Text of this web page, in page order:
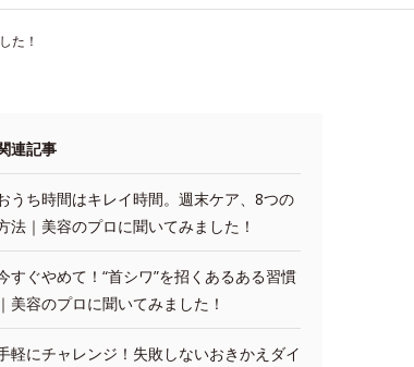
た！
連記事
うち時間はキレイ時間。週末ケア、8つの
法｜美容のプロに聞いてみました！
すぐやめて！“首シワ”を招くあるある習慣
｜美容のプロに聞いてみました！
軽にチャレンジ！失敗しないおきかえダイ